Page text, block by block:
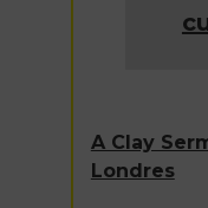
A Clay
Londres